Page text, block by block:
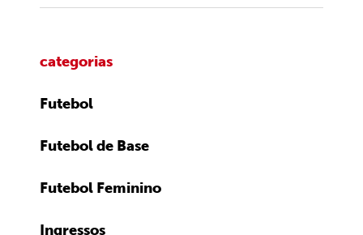
categorias
Futebol
Futebol de Base
Futebol Feminino
Ingressos